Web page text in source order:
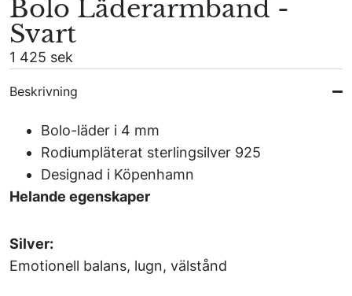
Bolo Läderarmband -
Svart
1 425 sek
Beskrivning
Bolo-läder i 4 mm
Rodiumpläterat sterlingsilver 925
Designad i Köpenhamn
Helande egenskaper
Silver:
Emotionell balans, lugn, välstånd